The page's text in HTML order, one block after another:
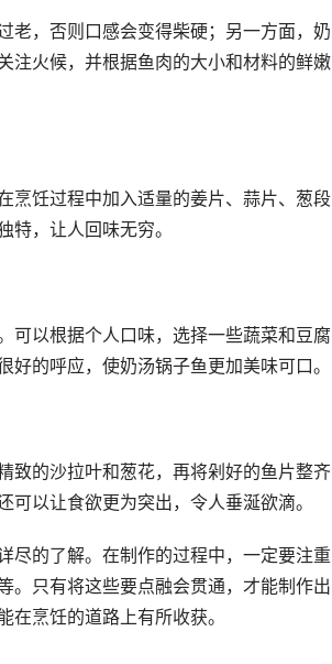
老，否则口感会变得柴硬；另一方面，奶
注火候，并根据鱼肉的大小和材料的鲜嫩
烹饪过程中加入适量的姜片、蒜片、葱段
，让人回味无穷。
可以根据个人口味，选择一些蔬菜和豆腐
的呼应，使奶汤锅子鱼更加美味可口。
致的沙拉叶和葱花，再将剁好的鱼片整齐
以让食欲更为突出，令人垂涎欲滴。
尽的了解。在制作的过程中，一定要注重
。只有将这些要点融会贯通，才能制作出
烹饪的道路上有所收获。